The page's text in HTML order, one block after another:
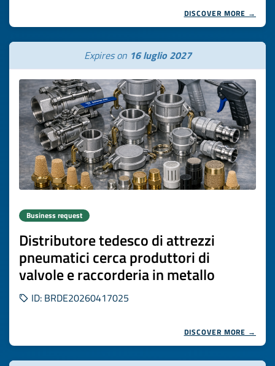
DISCOVER MORE →
Expires on 16 luglio 2027
Business request
Distributore tedesco di attrezzi
pneumatici cerca produttori di
valvole e raccorderia in metallo
ID: BRDE20260417025
DISCOVER MORE →